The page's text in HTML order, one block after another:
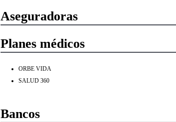
Aseguradoras
Planes médicos
ORBE VIDA
SALUD 360
Bancos